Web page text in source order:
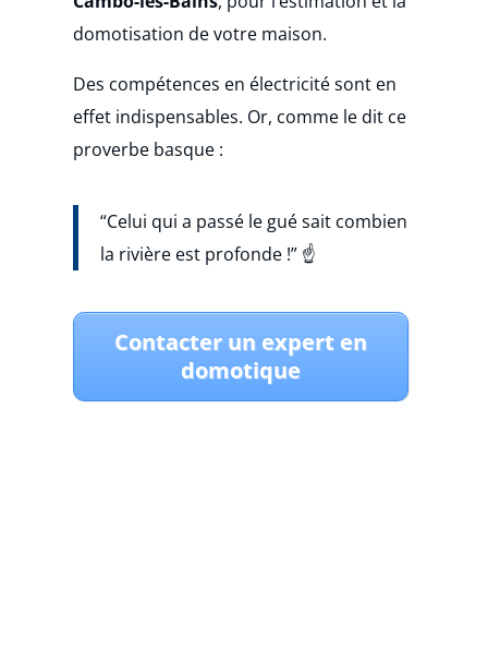
domotisation de votre maison.
Des compétences en électricité sont en
effet indispensables. Or, comme le dit ce
proverbe basque :
“Celui qui a passé le gué sait combien
la rivière est profonde !” ☝
Contacter un expert en
domotique